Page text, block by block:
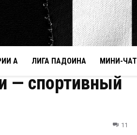
А ЛИГА ПАДОИНА МИНИ-ЧАТ
спортивный
11